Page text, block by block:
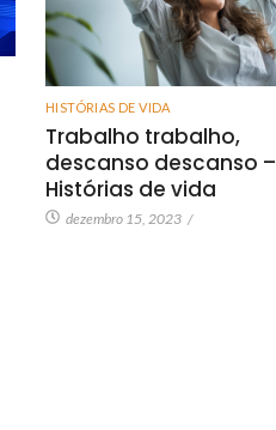
HISTÓRIAS DE VIDA
Trabalho trabalho,
descanso descanso –
Histórias de vida
dezembro 15, 2023 /